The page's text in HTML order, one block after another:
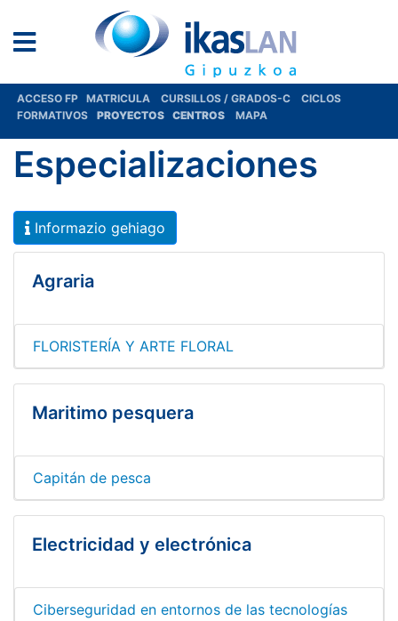
ACCESO FP MATRICULA CURSILLOS / GRADOS-C
CICLOS
FORMATIVOS
PROYECTOS CENTROS MAPA
Especializaciones
Informazio gehiago
Agraria
FLORISTERÍA Y ARTE FLORAL
Maritimo pesquera
Capitán de pesca
Electricidad y electrónica
Ciberseguridad en entornos de las tecnologías